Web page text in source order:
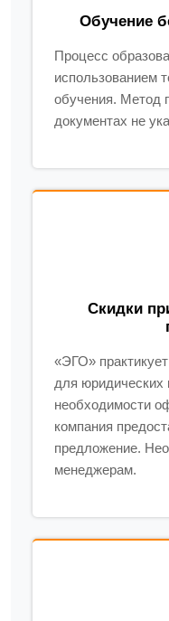
Обучение
Процесс
использованием
обучения. Метод
документах не
Скидки
«ЭГО»
для
необходимости
компания
предложение.
менеджерам.